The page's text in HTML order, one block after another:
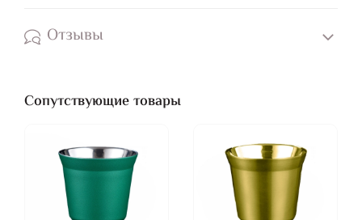
Отзывы
Сопутствующие товары